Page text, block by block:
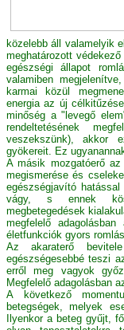
közelebb áll valamelyik
meghatározott
egészségi állapot
valamiben
karmai közül
energia az új
minőség a "levegő
rendeltetésének
veszekszünk), akkor
gyökereit. Ez
A másik mozgatóerő
megismerése és
egészségjavító
vágy, s ennek
megbetegedések
megfelelő
életfunkciók gyors
Az akaraterő
egészségesebbé teszi
erről meg vagyok
Megfelelő adagolásban
A következő
betegségek, melyek
Ilyenkor a beteg gyűjt,